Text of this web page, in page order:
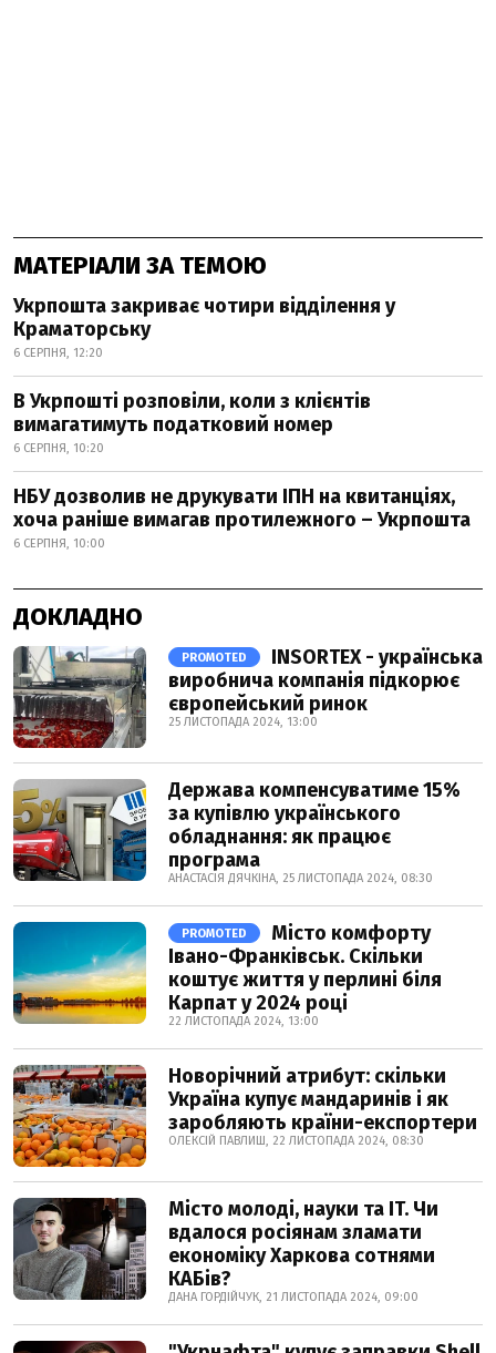
МАТЕРІАЛИ ЗА ТЕМОЮ
Укрпошта закриває чотири відділення у
Краматорську
6 СЕРПНЯ, 12:20
В Укрпошті розповіли, коли з клієнтів
вимагатимуть податковий номер
6 СЕРПНЯ, 10:20
НБУ дозволив не друкувати ІПН на квитанціях,
хоча раніше вимагав протилежного – Укрпошта
6 СЕРПНЯ, 10:00
ДОКЛАДНО
PROMOTED
INSORTEX - українська
виробнича компанія підкорює
європейський ринок
25 ЛИСТОПАДА 2024, 13:00
Держава компенсуватиме 15%
за купівлю українського
обладнання: як працює
програма
АНАСТАСІЯ ДЯЧКІНА, 25 ЛИСТОПАДА 2024, 08:30
PROMOTED
Місто комфорту
Івано-Франківськ. Скільки
коштує життя у перлині біля
Карпат у 2024 році
22 ЛИСТОПАДА 2024, 13:00
Новорічний атрибут: скільки
Україна купує мандаринів і як
заробляють країни-експортери
ОЛЕКСІЙ ПАВЛИШ, 22 ЛИСТОПАДА 2024, 08:30
Місто молоді, науки та IT. Чи
вдалося росіянам зламати
економіку Харкова сотнями
КАБів?
ДАНА ГОРДІЙЧУК, 21 ЛИСТОПАДА 2024, 09:00